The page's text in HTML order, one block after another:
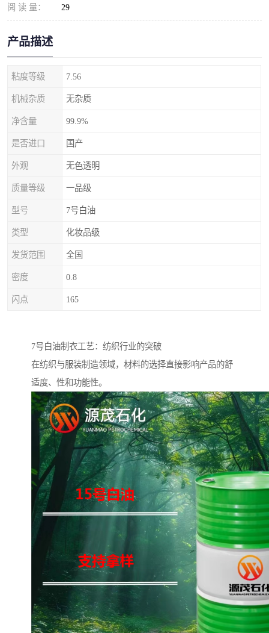
阅 读 量： 29
产品描述
粘度等级 7.56
机械杂质 无杂质
净含量 99.9%
是否进口 国产
外观 无色透明
质量等级 一品级
型号 7号白油
类型 化妆品级
发货范围 全国
密度 0.8
闪点 165
7号白油制衣工艺：纺织行业的突破
在纺织与服装制造领域，材料的选择直接影响产品的舒
适度、性和功能性。